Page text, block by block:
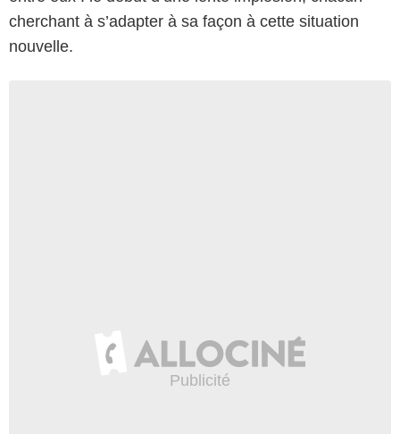
cherchant à s’adapter à sa façon à cette situation
nouvelle.